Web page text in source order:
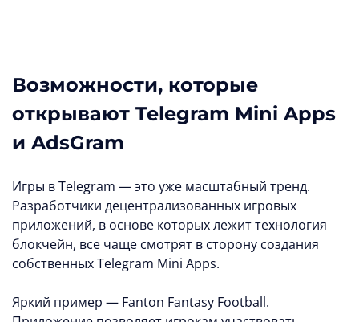
Возможности, которые
открывают Telegram Mini Apps
и AdsGram
Игры в Telegram — это уже масштабный тренд.
Разработчики децентрализованных игровых
приложений, в основе которых лежит технология
блокчейн, все чаще смотрят в сторону создания
собственных Telegram Mini Apps.
Яркий пример — Fanton Fantasy Football.